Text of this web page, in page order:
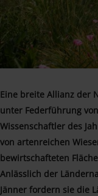
Eine breite Allianz der
unter Federführung
Wissenschaftler des
von artenreichen
bewirtschafteten
Anlässlich der
Jänner fordern sie die